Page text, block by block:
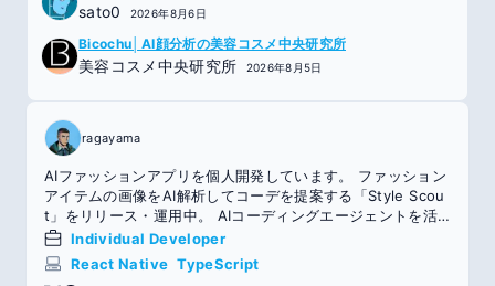
sato0 2026年8月6日
Bicochu│AI顔分析の美容コスメ中央研究所
美容コスメ中央研究所 2026年8月5日
ragayama
AIファッションアプリを個人開発しています。 ファッション
アイテムの画像をAI解析してコーデを提案する「Style Scou
t」をリリース・運用中。 AIコーディングエージェントを活
用しつつ、React Native + TypeScript / FastAPI + Python
/ GPT-4 Vision API で構築。 企画→実装→リリース→運用ま
で一人で担当。
Individual Developer
React Native TypeScript